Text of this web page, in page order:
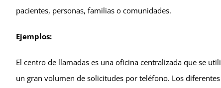
pacientes, personas, familias o comunidades.
Ejemplos:
El centro de llamadas es una oficina centralizada que se
un gran volumen de solicitudes por teléfono. Los